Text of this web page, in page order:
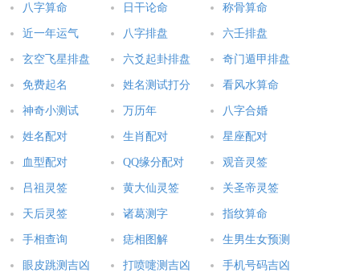
八字算命 日干论命 称骨算命
近一年运气 八字排盘 六壬排盘
玄空飞星排盘 六爻起卦排盘 奇门遁甲排盘
免费起名 姓名测试打分 看风水算命
神奇小测试 万历年 八字合婚
姓名配对 生肖配对 星座配对
血型配对 QQ缘分配对 观音灵签
吕祖灵签 黄大仙灵签 关圣帝灵签
天后灵签 诸葛测字 指纹算命
手相查询 痣相图解 生男生女预测
眼皮跳测吉凶 打喷嚏测吉凶 手机号码吉凶